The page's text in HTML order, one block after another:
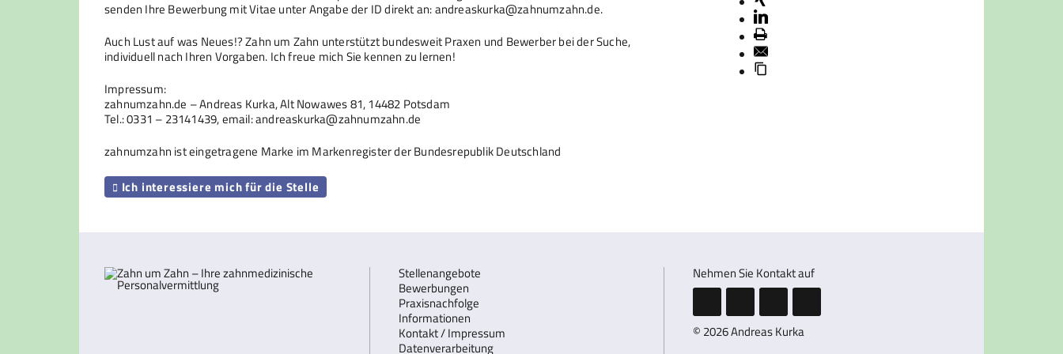
senden Ihre Bewerbung mit Vitae unter Angabe der ID direkt an: andreaskurka@zahnumzahn.de.
Auch Lust auf was Neues!? Zahn um Zahn unterstützt bundesweit Praxen und Bewerber bei der Suche,
individuell nach Ihren Vorgaben. Ich freue mich Sie kennen zu lernen!
Impressum:
zahnumzahn.de – Andreas Kurka, Alt Nowawes 81, 14482 Potsdam
Tel.: 0331 – 23141439, email: andreaskurka@zahnumzahn.de
zahnumzahn ist eingetragene Marke im Markenregister der Bundesrepublik Deutschland
 Ich interessiere mich für die Stelle
Stellenangebote
Bewerbungen
Praxisnachfolge
Informationen
Kontakt / Impressum
Datenverarbeitung
Nehmen Sie Kontakt auf
© 2026 Andreas Kurka